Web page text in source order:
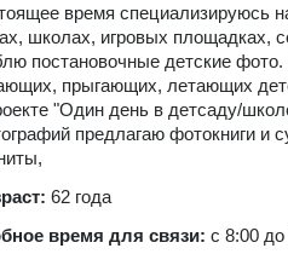
время специализируюсь
школах, игровых площадках,
постановочные детские
прыгающих, летающих
"Один день в детсаду/
предлагаю фотокниги и
62 года
время для связи: с 8:00